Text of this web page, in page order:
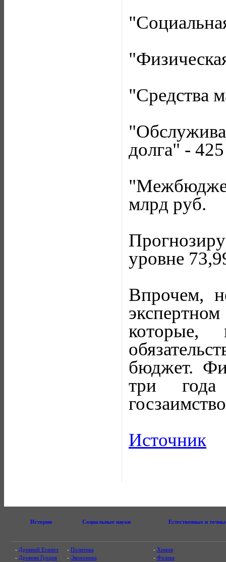
"Средства
долга" -
млрд руб.
уровне
Впрочем,
которые,
бюджет.
три
Источник
История Социальные науки Естественные и
- Древний Египет
- Древняя Греция
- Политика
- Экономика
- Химия
- Физика